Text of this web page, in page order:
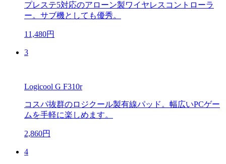
プレステ5対応のアローン製ワイヤレスコントローラ
ー。サブ機としても優秀。
11,480円
3
Logicool G F310r
コスパ抜群のロジクール製有線パッド。幅広いPCゲー
ムを手軽に楽しめます。
2,860円
4